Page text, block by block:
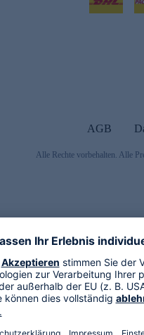
AGB
Alle Rechte vorbehalten. Alle